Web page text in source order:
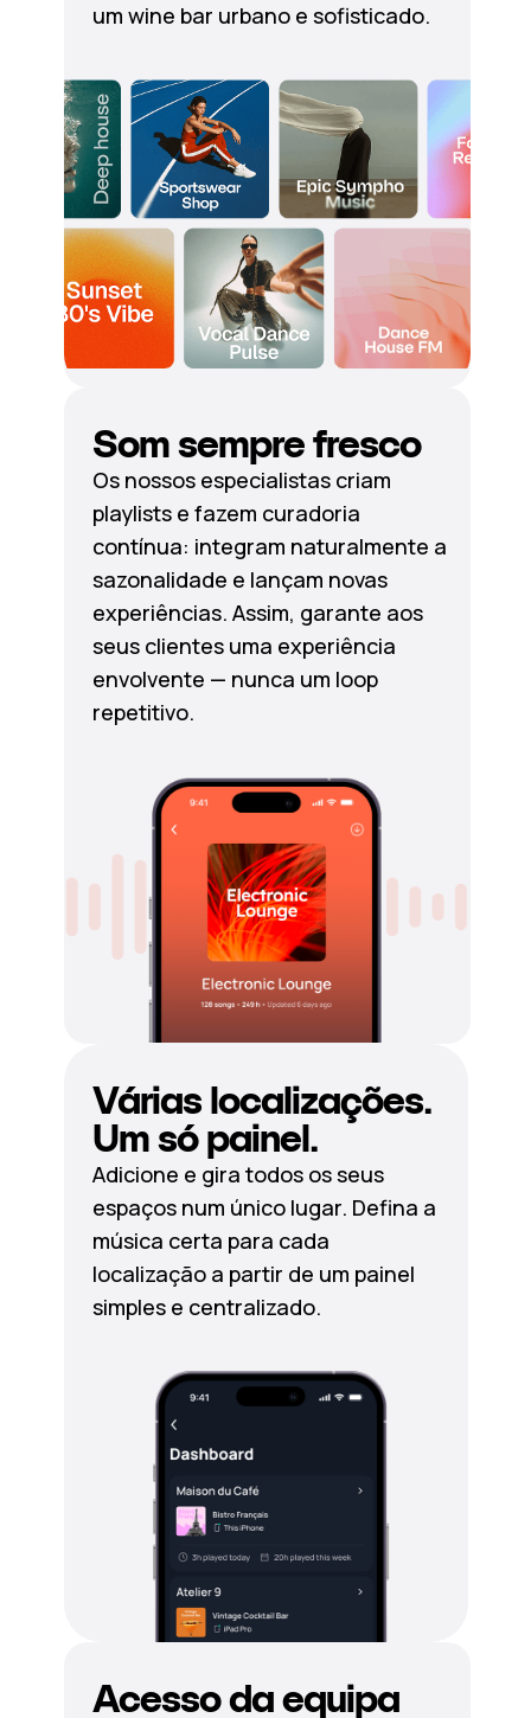
um wine bar urbano e sofisticado.
Som sempre fresco
Os nossos especialistas criam
playlists e fazem curadoria
contínua: integram naturalmente a
sazonalidade e lançam novas
experiências. Assim, garante aos
seus clientes uma experiência
envolvente — nunca um loop
repetitivo.
Várias localizações.
Um só painel.
Adicione e gira todos os seus
espaços num único lugar. Defina a
música certa para cada
localização a partir de um painel
simples e centralizado.
Acesso da equipa